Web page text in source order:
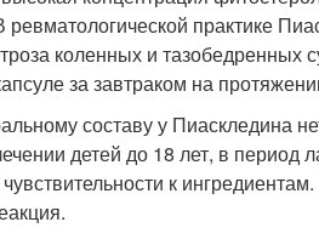
практике
коленных и тазобедренных
за завтраком на
составу у Пиаскледина
детей до 18 лет, в
к